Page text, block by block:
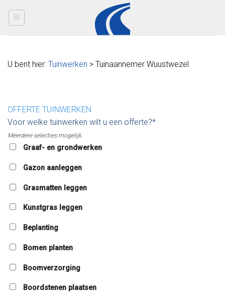
U bent hier: Tuinwerken > Tuinaannemer Wuustwezel
OFFERTE TUINWERKEN
Voor welke tuinwerken wilt u een offerte?*
Meerdere selecties mogelijk.
Graaf- en grondwerken
Gazon aanleggen
Grasmatten leggen
Kunstgras leggen
Beplanting
Bomen planten
Boomverzorging
Boordstenen plaatsen